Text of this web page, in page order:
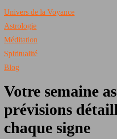
Univers de la Voyance
Astrologie
Méditation
Spiritualité
Blog
Votre semaine
prévisions
chaque signe